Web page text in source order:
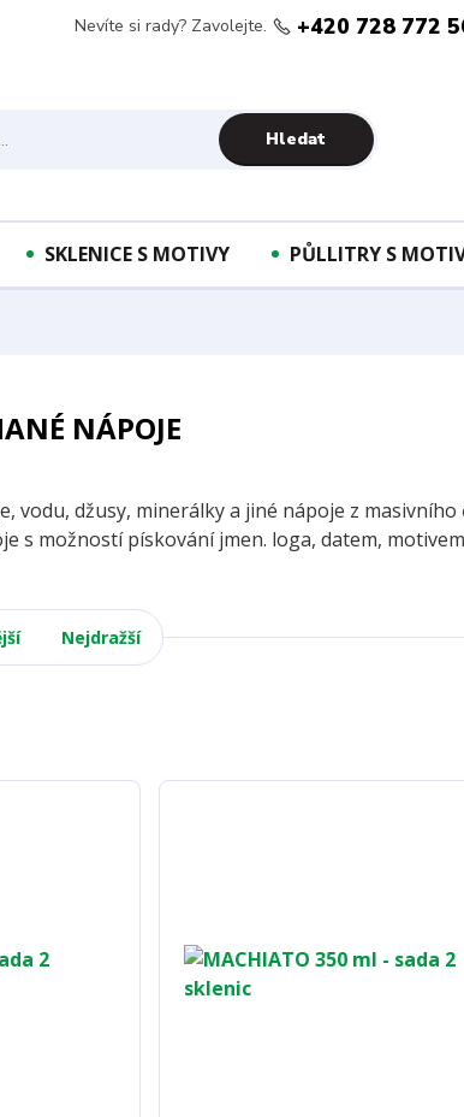
Hledat
Nevíte si rady? Zavolejte. +420 728 772
SKLENICE S MOTIVY PŮLLITRY S
NÁPOJE
vodu, džusy, minerálky a jiné nápoje z
s možností pískování jmen. loga, datem,
Nejdražší